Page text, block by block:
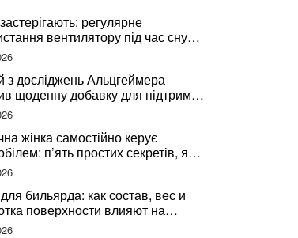
регулярне
вентилятору під час сну
вплинути на ваше
з досліджень Альцгеймера
щоденну добавку для підтримки
діяльності
жінка самостійно керує
п’ять простих секретів, які
їй дожити до століття
бильярда: как состав, вес и
поверхности влияют на
игры